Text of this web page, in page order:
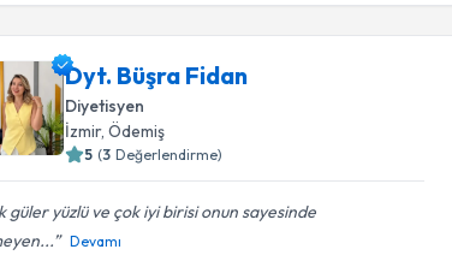
Dyt. Büşra Fidan
Diyetisyen
İzmir, Ödemiş
5 (3 Değerlendirme)
güler yüzlü ve çok iyi birisi onun sayesinde
Devamı